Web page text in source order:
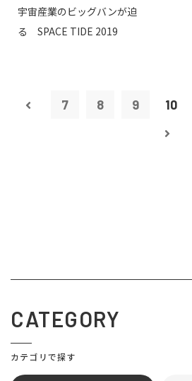
宇宙産業のビッグバンが迫
る SPACE TIDE 2019
7 8 9 10
CATEGORY
カテゴリで探す